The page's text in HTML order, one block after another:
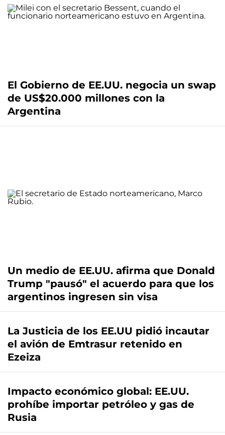
El Gobierno de EE.UU. negocia un swap
de US$20.000 millones con la
Argentina
Un medio de EE.UU. afirma que Donald
Trump "pausó" el acuerdo para que los
argentinos ingresen sin visa
La Justicia de los EE.UU pidió incautar
el avión de Emtrasur retenido en
Ezeiza
Impacto económico global: EE.UU.
prohíbe importar petróleo y gas de
Rusia